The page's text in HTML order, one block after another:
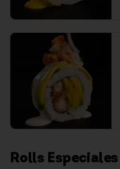
Rolls Especiales